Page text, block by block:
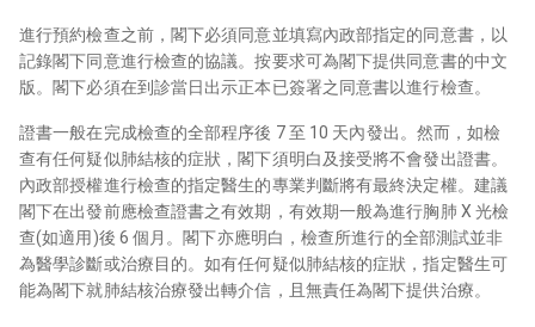
進行預約檢查之前，閣下必須同意並填寫內政部指定的同意書，以
記錄閣下同意進行檢查的協議。按要求可為閣下提供同意書的中文
版。閣下必須在到診當日出示正本已簽署之同意書以進行檢查。
證書一般在完成檢查的全部程序後 7 至 10 天內發出。然而，如檢
查有任何疑似肺結核的症狀，閣下須明白及接受將不會發出證書。
內政部授權進行檢查的指定醫生的專業判斷將有最終決定權。建議
閣下在出發前應檢查證書之有效期，有效期一般為進行胸肺 X 光檢
查(如適用)後 6 個月。閣下亦應明白，檢查所進行的全部測試並非
為醫學診斷或治療目的。如有任何疑似肺結核的症狀，指定醫生可
能為閣下就肺結核治療發出轉介信，且無責任為閣下提供治療。